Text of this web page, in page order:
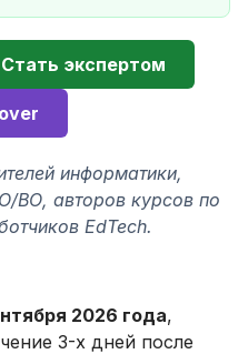
Стать экспертом
информатики,
ВО, авторов курсов по
EdTech.
2026 года,
3-х дней после